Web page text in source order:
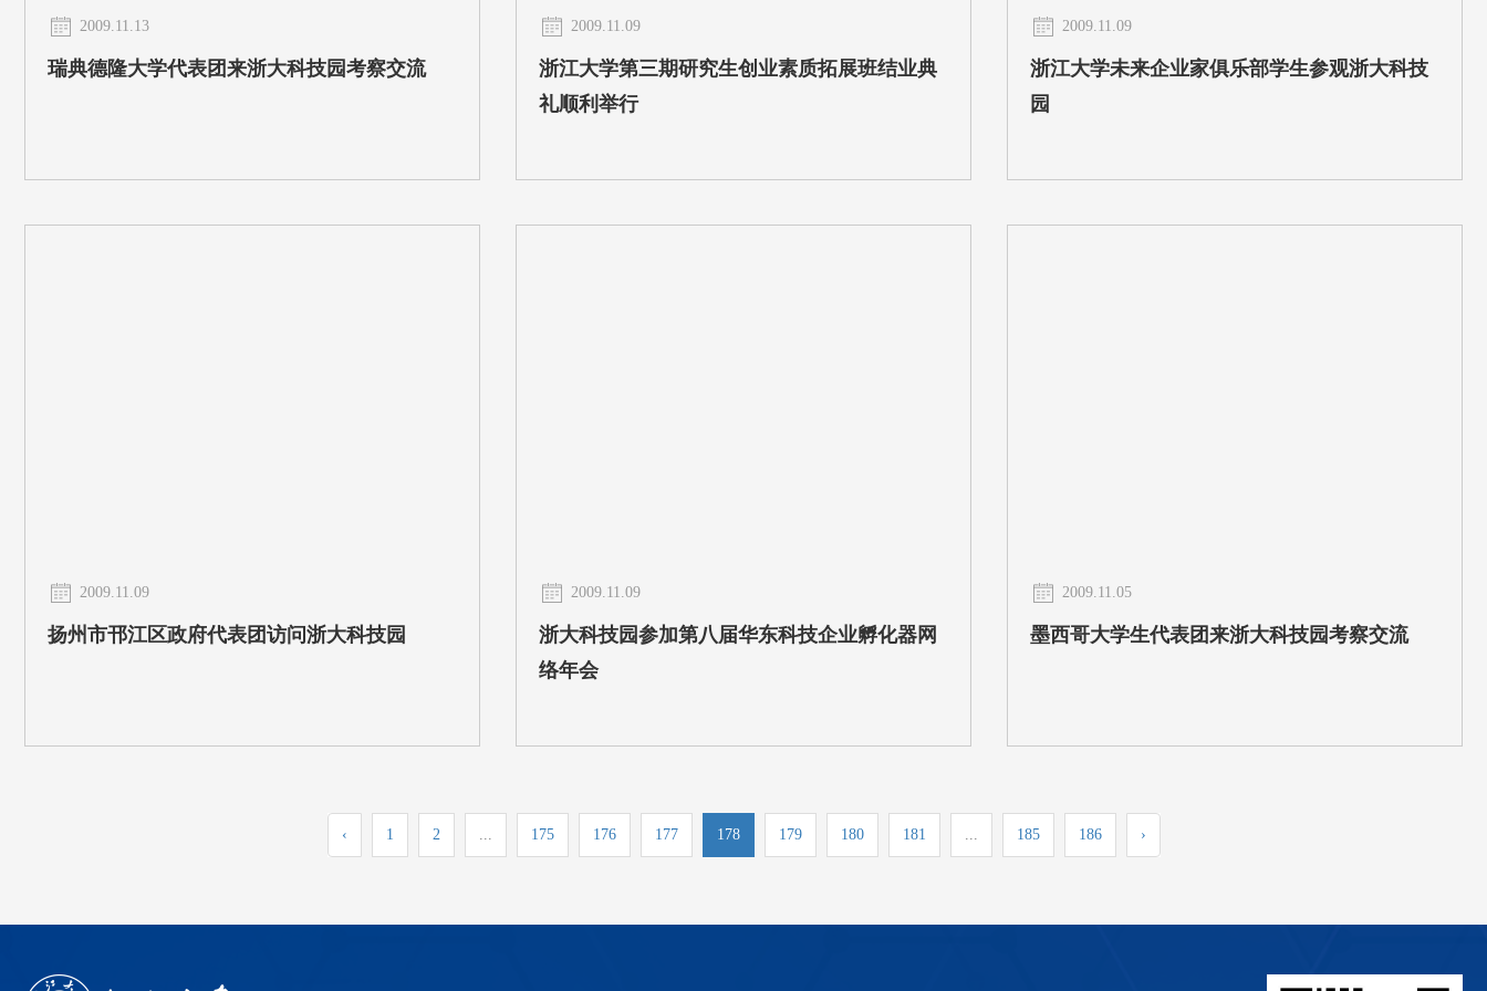
2009.11.13
瑞典德隆大学代表团来浙大科技园考察交流
2009.11.09
浙江大学第三期研究生创业素质拓展班结业典
礼顺利举行
2009.11.09
浙江大学未来企业家俱乐部学生参观浙大科技
园
2009.11.09
扬州市邗江区政府代表团访问浙大科技园
2009.11.09
浙大科技园参加第八届华东科技企业孵化器网
络年会
2009.11.05
墨西哥大学生代表团来浙大科技园考察交流
‹ 1 2 175 176 177 178 179 180 181 185 186 ›